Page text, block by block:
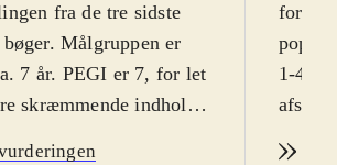
fra de tre sidste
Målgruppen er
7 år. PEGI er 7, for let
skræmmende indhold.
1-4.